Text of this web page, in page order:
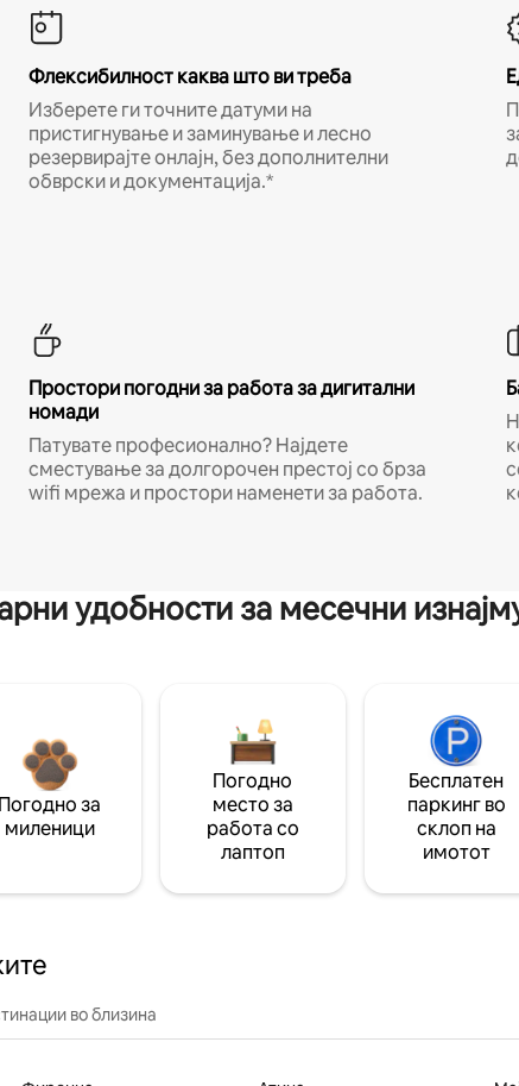
Флексибилност каква што ви треба
Изберете ги точните датуми на
пристигнување и заминување и лесно
резервирајте онлајн, без дополнителни
обврски и документација.*
Простори погодни за работа за дигитални
номади
Патувате професионално? Најдете
сместување за долгорочен престој со брза
wifi мрежа и простори наменети за работа.
удобности за месечни
Погодно за
миленици
Погодно
место за
работа со
лаптоп
Бесплатен
паркинг во
склоп на
имотот
во близина